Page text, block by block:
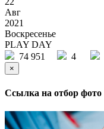
Авг
2021
Воскресенье
PLAY DAY
74 951
4
×
Ссылка на отбор фото